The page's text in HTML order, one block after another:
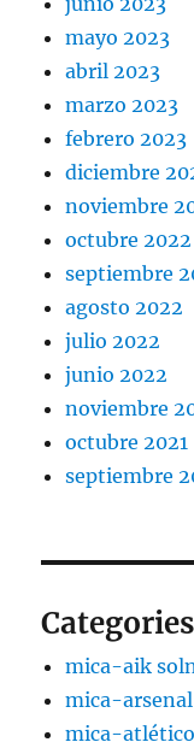
mayo 2023
abril 2023
marzo 2023
febrero 2023
diciembre
noviembre
octubre 2022
septiembre
agosto 2022
julio 2022
junio 2022
noviembre
octubre 2021
septiembre
Categories
mica-aik
mica-arsenal
mica-